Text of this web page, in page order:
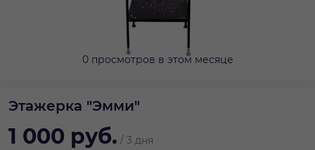
0 просмотров в этом месяце
Этажерка "Эмми"
1 000 руб. / 3 дня